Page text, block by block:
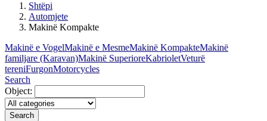
Shtëpi
Automjete
Makinë Kompakte
Makinë e VogelMakinë e MesmeMakinë KompakteMakinë
familjare (Karavan)Makinë SuperioreKabrioletVeturë
tereniFurgonMotorcycles
Search
Object:
Search